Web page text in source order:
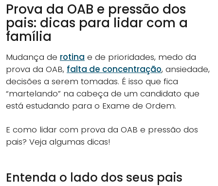
Prova da OAB e pressão dos
pais: dicas para lidar com a
família
Mudança de rotina e de prioridades, medo da
prova da OAB, falta de concentração, ansiedade,
decisões a serem tomadas. É isso que fica
“martelando” na cabeça de um candidato que
está estudando para o Exame de Ordem.
E como lidar com prova da OAB e pressão dos
pais? Veja algumas dicas!
Entenda o lado dos seus pais